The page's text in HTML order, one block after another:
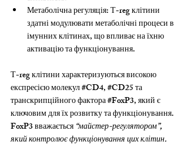
Метаболічна регуляція: Т-reg клітини
здатні модулювати метаболічні процеси в
імунних клітинах, що впливає на їхню
активацію та функціонування.
Т-reg клітини характеризуються високою
експресією молекул #CD4, #CD25 та
транскрипційного фактора #FoxP3, який є
ключовим для їх розвитку та функціонування.
FoxP3 вважається “майстер-регулятором”,
який контролює функціонування цих клітин.